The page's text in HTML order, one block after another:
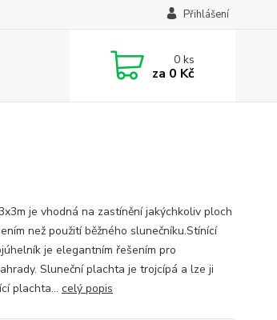
Přihlášení
0ks
za 0 Kč
je vhodná na zastínění jakýchkoliv ploch
než použití běžného slunečníku.Stínící
je elegantním řešením pro
Sluneční plachta je trojcípá a lze ji
plachta... celý popis